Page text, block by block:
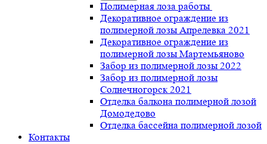
Полимерная лоза работы
Декоративное ограждение из
полимерной лозы Апрелевка 2021
Декоративное ограждение из
полимерной лозы Мартемьяново
Забор из полимерной лозы 2022
Забор из полимерной лозы
Солнечногорск 2021
Отделка балкона полимерной лозой
Домодедово
Отделка бассейна полимерной лозой
Контакты